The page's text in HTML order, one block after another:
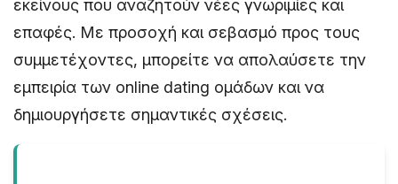
εκείνους που αναζητούν νέες γνωριμίες και
επαφές. Με προσοχή και σεβασμό προς τους
συμμετέχοντες, μπορείτε να απολαύσετε την
εμπειρία των online dating ομάδων και να
δημιουργήσετε σημαντικές σχέσεις.